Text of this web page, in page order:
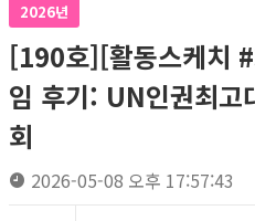
2026년
[190호][활동스케치
임 후기: UN인권최고
회
2026-05-08 오후 17:57:43